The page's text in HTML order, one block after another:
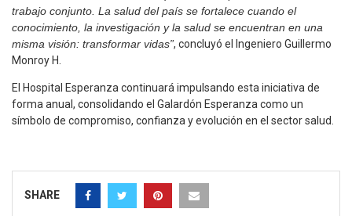
trabajo conjunto. La salud del país se fortalece cuando el
conocimiento, la investigación y la salud se encuentran en una
misma visión: transformar vidas”, concluyó el Ingeniero Guillermo
Monroy H.
El Hospital Esperanza continuará impulsando esta iniciativa de
forma anual, consolidando el Galardón Esperanza como un
símbolo de compromiso, confianza y evolución en el sector salud.
SHARE